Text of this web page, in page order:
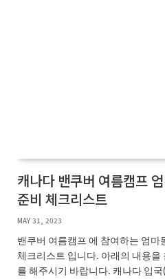
캐나다 밴쿠버 여름캠프
준비 체크리스트
MAY 31, 2023
밴쿠버 여름캠프 에 참여하는 엄마
체크리스트 입니다. 아래의 내용을
를 해주시기 바랍니다. 캐나다 입